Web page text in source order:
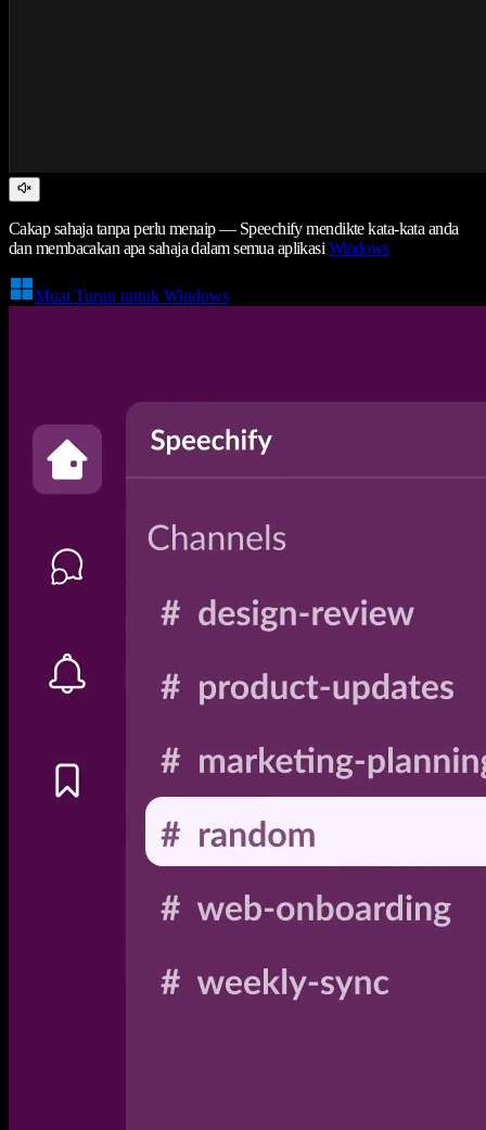
Cakap sahaja tanpa perlu menaip — Speechify mendikte kata-kata anda
dan membacakan apa sahaja dalam semua aplikasi Windows
Muat Turun untuk Windows